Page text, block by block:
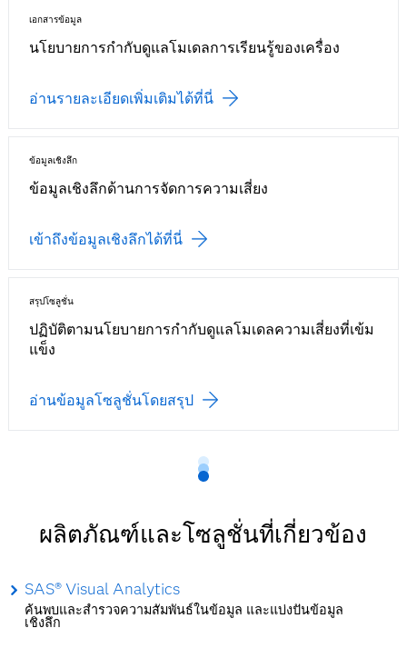
เอกสารข้อมูล
นโยบายการกำกับดูแลโมเดลการเรียนรู้ของเครื่อง
อ่านรายละเอียดเพิ่มเติมได้ที่นี่
ข้อมูลเชิงลึก
ข้อมูลเชิงลึกด้านการจัดการความเสี่ยง
เข้าถึงข้อมูลเชิงลึกได้ที่นี่
สรุปโซลูชั่น
ปฏิบัติตามนโยบายการกำกับดูแลโมเดลความเสี่ยงที่เข้ม
แข็ง
อ่านข้อมูลโซลูชั่นโดยสรุป
ผลิตภัณฑ์และโซลูชั่นที่เกี่ยวข้อง
SAS® Visual Analytics
ค้นพบและสำรวจความสัมพันธ์ในข้อมูล และแบ่งปันข้อมูล
เชิงลึก